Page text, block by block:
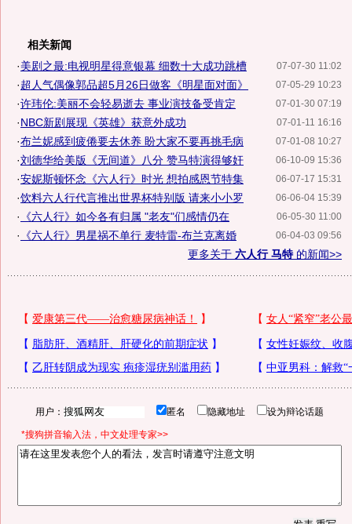
相关新闻
07-07-30 11:02
·美剧之最:电视明星得意银幕 细数十大成功跳槽
07-05-29 10:23
·超人气偶像郭品超5月26日做客《明星面对面》
07-01-30 07:19
·许玮伦:美丽不会轻易逝去 事业演技备受肯定
07-01-11 16:16
·NBC新剧展现《英雄》获意外成功
07-01-08 10:27
·布兰妮感到疲倦要去休养 盼大家不要再挑毛病
06-10-09 15:36
·刘德华给美版《无间道》八分 赞马特演得够奸
06-07-17 15:31
·安妮斯顿怀念《六人行》时光 想拍感恩节特集
06-06-04 15:39
·饮料六人行代言推出世界杯特别版 请来小小罗
06-05-30 11:00
· 《六人行》如今各有归属 "老友"们感情仍在
06-04-03 09:56
·
《六人行》男星祸不单行 麦特雷-布兰克离婚
更多关于 六人行 马特的新闻>>
用户： 匿名 隐藏地址 设为辩论话题
*搜狗拼音输入法，中文处理专家>>